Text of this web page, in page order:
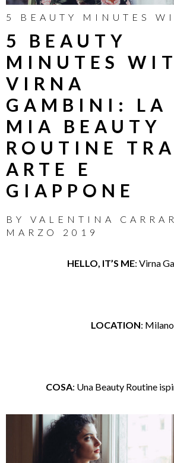
5 BEAUTY MINUTES
5 BEAUTY
MINUTES
VIRNA
GAMBINI: LA
MIA BEAUTY
ROUTINE TRA
ARTE E
GIAPPONE
BY VALENTINA
MARZO 2019
HELLO, IT’S ME: Virna
LOCATION:
COSA: Una Beauty Routine